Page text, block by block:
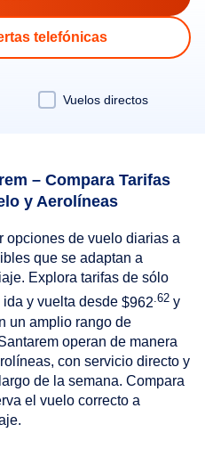
telefónicas
Vuelos directos
– Compara Tarifas
y Aerolíneas
opciones de vuelo diarias a
que se adaptan a
Explora tarifas de sólo
ida y vuelta desde $962 .62 y
un amplio rango de
operan de manera
con servicio directo y
de la semana. Compara
el vuelo correcto a